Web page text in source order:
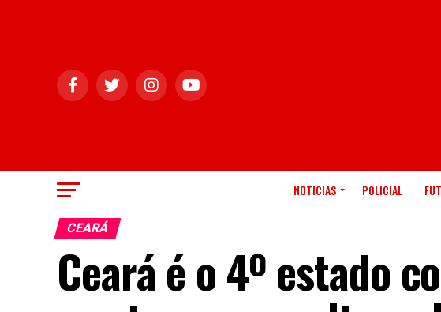
NOTICIAS POLICIAL
CEARÁ
Ceará é o 4º estado